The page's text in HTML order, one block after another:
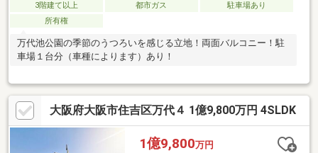
3階建て以上 都市ガス
駐車場あり
所有権
万代池公園の季節のうつろいを感じる立地！両面バルコニー！駐
車場１台分（車種によります）あり！
大阪府大阪市住吉区万代４ 1億9,800万円 4SLDK
1億9,800万円